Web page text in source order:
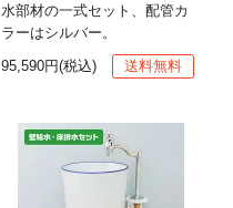
水部材の一式セット、配管カ
ラーはシルバー。
95,590円(税込)
送料無料